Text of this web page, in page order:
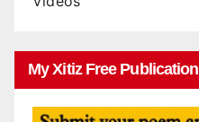
My Xitiz Free Publication